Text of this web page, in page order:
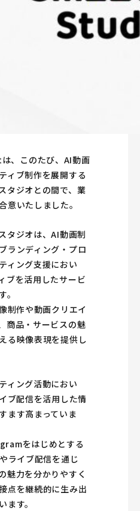
、このたび、AI動画
ィブ制作を展開する
タジオとの間で、業
意いたしました。
タジオは、AI動画制
ランディング・プロ
ィング支援におい
ブを活用したサービ
。
制作や動画クリエイ
商品・サービスの魅
る映像表現を提供し
ィング活動におい
ブ配信を活用した情
ます高まっていま
をはじめとする
ライブ配信を通じ
魅力を分かりやすく
点を継続的に生み出
ます。